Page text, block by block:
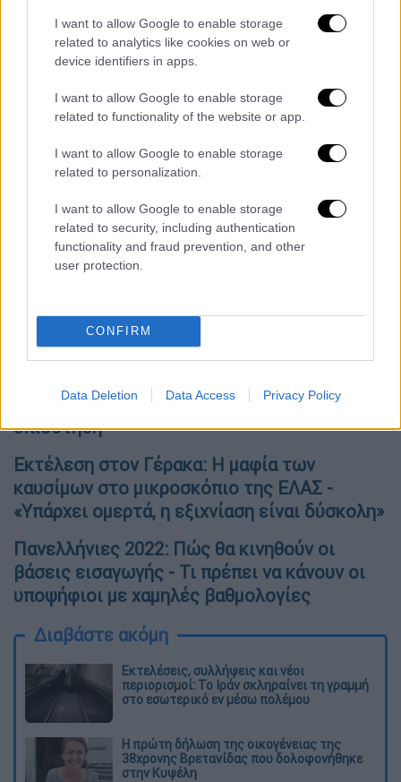
I want to allow Google to enable storage
related to analytics like cookies on web or
device identifiers in apps.
I want to allow Google to enable storage
related to functionality of the website or app.
I want to allow Google to enable storage
related to personalization.
I want to allow Google to enable storage
related to security, including authentication
functionality and fraud prevention, and other
user protection.
CONFIRM
Data Deletion Data Access Privacy Policy
Προσπάθησε να κάνει ανάποδο τιμόνι,
πάτησε ενστικτωδώς το φρένο, με
και να καρφωθεί στην κολώνα. Δεν ισχύει
ότι έκανε κόντρες, ήταν ξεκάθαρος ο
πραγματογνώμονας» ανέφερε
δημοσιογράφος της εκπομπής.
Όλες οι ειδήσεις
Το τραβάει στα άκρα ο Ερντογάν - Φέρνει
στη Σύνοδο του ΝΑΤΟ την
νησιών»
Ακρίβεια: «Κλείδωσαν» τα μέτρα της
Περισσότεροι δικαιούχοι και μεγαλύτερη
επιδότηση
Εκτέλεση στον Γέρακα: Η μαφία των
καυσίμων στο μικροσκόπιο της ΕΛΑΣ -
«Υπάρχει ομερτά, η εξιχνίαση είναι δύσκολη»
Πανελλήνιες 2022: Πώς θα κινηθούν οι
βάσεις εισαγωγής - Τι πρέπει να κάνουν οι
υποψήφιοι με χαμηλές βαθμολογίες
Διαβάστε ακόμη
Εκτελέσεις, συλλήψεις και νέοι
περιορισμοί: Το Ιράν σκληραίνει τη γραμμή
στο εσωτερικό εν μέσω πολέμου
Η πρώτη δήλωση της οικογένειας της
38χρονης Βρετανίδας που δολοφονήθηκε
στην Κυψέλη